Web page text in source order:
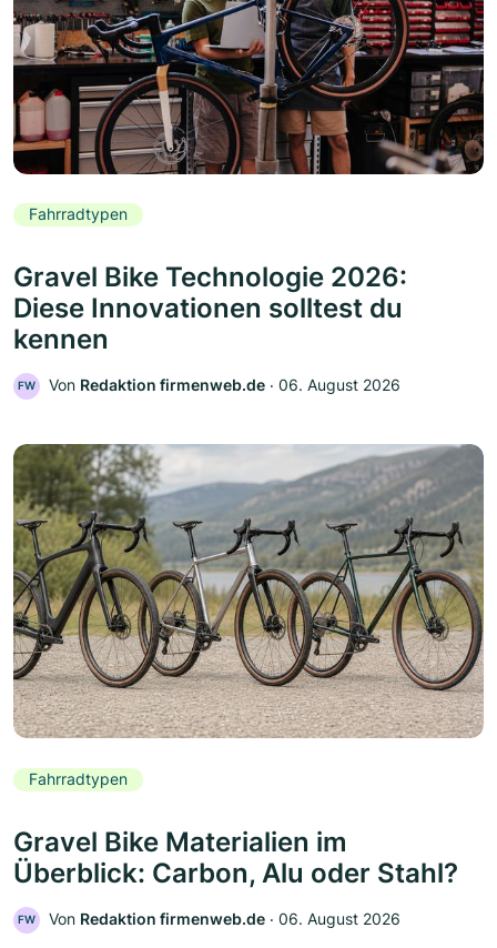
Fahrradtypen
Gravel Bike Technologie 2026:
Diese Innovationen solltest du
kennen
FW Von Redaktion firmenweb.de ‧ 06. August 2026
Fahrradtypen
Gravel Bike Materialien im
Überblick: Carbon, Alu oder Stahl?
FW Von Redaktion firmenweb.de ‧ 06. August 2026